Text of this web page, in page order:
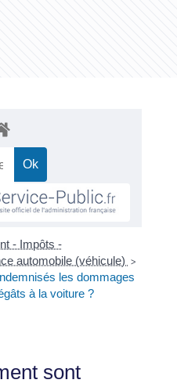
- Impôts -
automobile (véhicule) >
les dommages
à la voiture ?
sont